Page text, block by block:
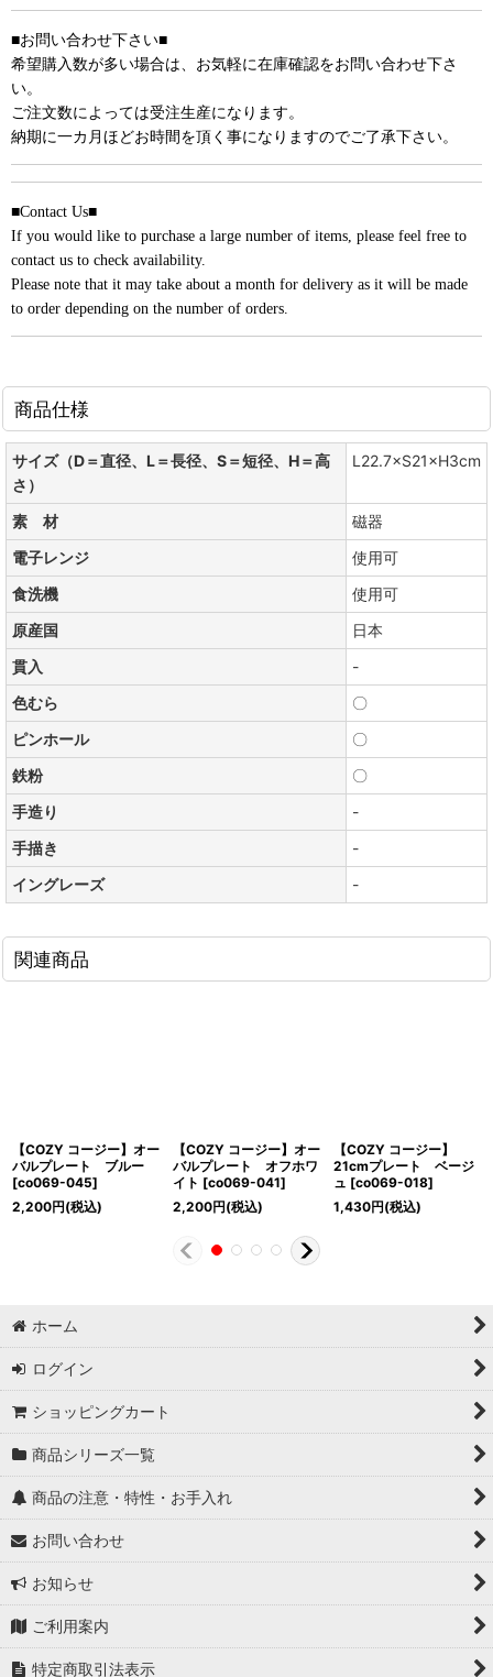
■お問い合わせ下さい■
希望購入数が多い場合は、お気軽に在庫確認をお問い合わせ下さ
い。
ご注文数によっては受注生産になります。
納期に一カ月ほどお時間を頂く事になりますのでご了承下さい。
■Contact Us■
If you would like to purchase a large number of items, please feel free to
contact us to check availability.
Please note that it may take about a month for delivery as it will be made
to order depending on the number of orders.
商品仕様
サイズ（D＝直径、L＝長径、S＝短径、H＝高
さ）
L22.7×S21×H3cm
素 材
磁器
電子レンジ
使用可
食洗機
使用可
原産国
日本
貫入
-
色むら
〇
ピンホール
〇
鉄粉
〇
手造り
-
手描き
-
イングレーズ
-
関連商品
【COZY コージー】オー
バルプレート ブルー
[co069-045]
2,200円(税込)
【COZY コージー】オー
バルプレート オフホワ
イト [co069-041]
2,200円(税込)
【COZY コージー】
21cmプレート ベージ
ュ [co069-018]
1,430円(税込)
ホーム
ログイン
ショッピングカート
商品シリーズ一覧
商品の注意・特性・お手入れ
お問い合わせ
お知らせ
ご利用案内
特定商取引法表示